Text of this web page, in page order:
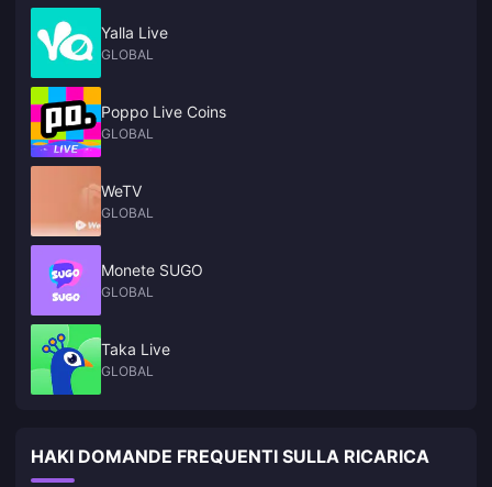
Yalla Live
GLOBAL
Poppo Live Coins
GLOBAL
WeTV
GLOBAL
Monete SUGO
GLOBAL
Taka Live
GLOBAL
HAKI DOMANDE FREQUENTI SULLA RICARICA